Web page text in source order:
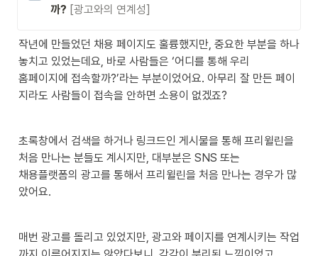
까? [광고와의 연계성]
작년에 만들었던 채용 페이지도 훌륭했지만, 중요한 부분을 하나
놓치고 있었는데요, 바로 사람들은 ‘어디를 통해 우리
홈페이지에 접속할까?’라는 부분이었어요. 아무리 잘 만든 페이
지라도 사람들이 접속을 안하면 소용이 없겠죠?
초록창에서 검색을 하거나 링크드인 게시물을 통해 프리윌린을
처음 만나는 분들도 계시지만, 대부분은 SNS 또는
채용플랫폼의 광고를 통해서 프리윌린을 처음 만나는 경우가 많
았어요.
매번 광고를 돌리고 있었지만, 광고와 페이지를 연계시키는 작업